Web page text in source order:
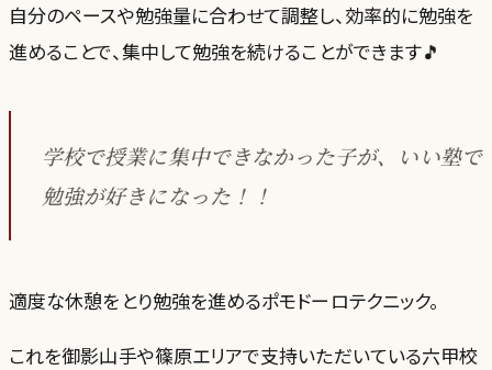
自分のペースや勉強量に合わせて調整し、効率的に勉強を
進めることで、集中して勉強を続けることができます🎵
学校で授業に集中できなかった子が、いい塾で
勉強が好きになった！！
適度な休憩をとり勉強を進めるポモドーロテクニック。
これを御影山手や篠原エリアで支持いただいている六甲校